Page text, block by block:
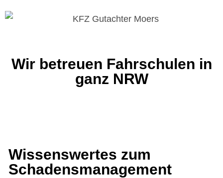
Wir betreuen Fahrschulen in
ganz NRW
Wissenswertes zum
Schadensmanagement